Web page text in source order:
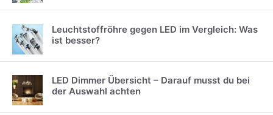
Leuchtstoffröhre gegen LED im Vergleich: Was
ist besser?
LED Dimmer Übersicht – Darauf musst du bei
der Auswahl achten